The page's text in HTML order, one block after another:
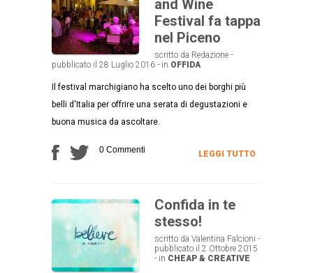
and Wine
Festival fa tappa
nel Piceno
scritto da Redazione -
pubblicato il 28 Luglio 2016 - in OFFIDA
Il festival marchigiano ha scelto uno dei borghi più
belli d'Italia per offrire una serata di degustazioni e
buona musica da ascoltare.
0 Commenti LEGGI TUTTO
Confida in te
stesso!
scritto da Valentina Falcioni -
pubblicato il 2 Ottobre 2015
- in CHEAP & CREATIVE